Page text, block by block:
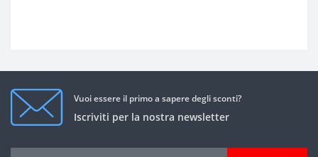
Vuoi essere il primo a sapere degli sconti?
Iscriviti per la nostra newsletter